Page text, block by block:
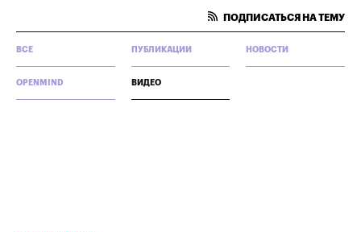
ПОДПИСАТЬСЯ НА ТЕМУ
ВСЕ ПУБЛИКАЦИИ НОВОСТИ
OPENMIND ВИДЕО